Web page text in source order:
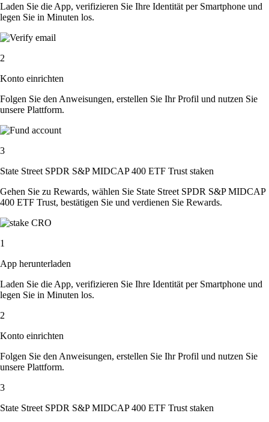
Laden Sie die App, verifizieren Sie Ihre Identität per Smartphone und
legen Sie in Minuten los.
2
Konto einrichten
Folgen Sie den Anweisungen, erstellen Sie Ihr Profil und nutzen Sie
unsere Plattform.
3
State Street SPDR S&P MIDCAP 400 ETF Trust staken
Gehen Sie zu Rewards, wählen Sie State Street SPDR S&P MIDCAP
400 ETF Trust, bestätigen Sie und verdienen Sie Rewards.
1
App herunterladen
Laden Sie die App, verifizieren Sie Ihre Identität per Smartphone und
legen Sie in Minuten los.
2
Konto einrichten
Folgen Sie den Anweisungen, erstellen Sie Ihr Profil und nutzen Sie
unsere Plattform.
3
State Street SPDR S&P MIDCAP 400 ETF Trust staken